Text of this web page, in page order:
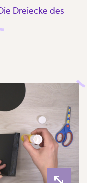
Dreiecke des